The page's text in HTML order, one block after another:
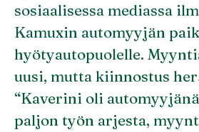
sosiaalisessa mediassa
Kamuxin automyyjän
hyötyautopuolelle.
uusi, mutta kiinnostus
“Kaverini oli
paljon työn arjesta,